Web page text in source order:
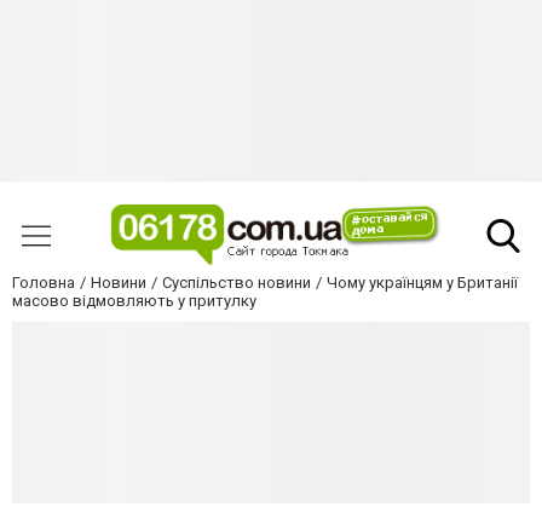
Головна Новини Суспільство новини
Чому українцям у Британії
масово відмовляють у притулку